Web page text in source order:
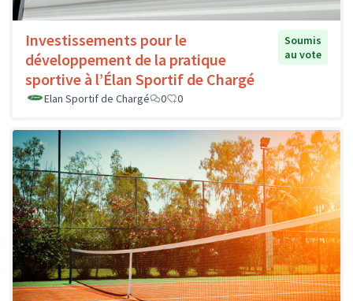
Investissements pour le
développement de la pratique
sportive à l’Élan Sportif de Chargé
Soumis
au vote
Elan Sportif de Chargé 0 0